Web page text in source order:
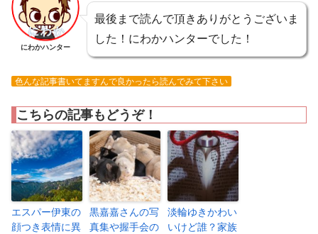
にわかハンター
最後まで読んで頂きありがとうございま
した！にわかハンターでした！
色んな記事書いてますんで良かったら読んでみて下さい
こちらの記事もどうぞ！
エスパー伊東の
顔つき表情に異
黒嘉嘉さんの写
真集や握手会の
淡輪ゆきかわい
いけど誰？家族